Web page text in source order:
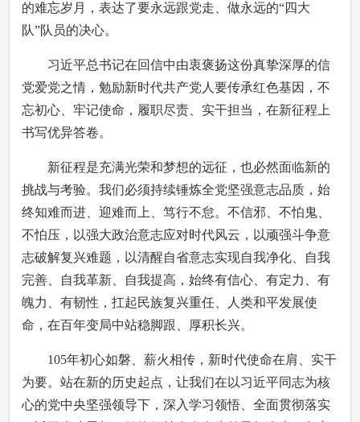
的难忘岁月，表达了要永远跟党走、做永远的“四大
队”队员的决心。
习近平总书记在回信中由衷褒扬这份真挚深厚的信
党爱党之情，勉励新时代共产党人要传承红色基因，不
忘初心、牢记使命，履职尽责、实干担当，在新征程上
书写优异答卷。
新征程是充满光荣和梦想的远征，也必然面临新的
挑战与考验。我们必须持续锤炼全党坚强意志品质，始
终知难而进、迎难而上、笃行不怠。不信邪、不怕鬼、
不怕压，以强大政治意志应对时代风云，以顽强斗争意
志破解复兴难题，以清醒自省意志实现自我净化、自我
完善、自我革新、自我提高，始终有信心、有定力、有
魄力、有韧性，扛起民族复兴重任、人类和平发展使
命，在百年变局中站稳脚跟、厚积长兴。
105年初心如磐、薪火相传，新时代使命在肩、实干
为要。站在新的历史起点，让我们在以习近平同志为核
心的党中央坚强领导下，深入学习领悟、全面贯彻落实